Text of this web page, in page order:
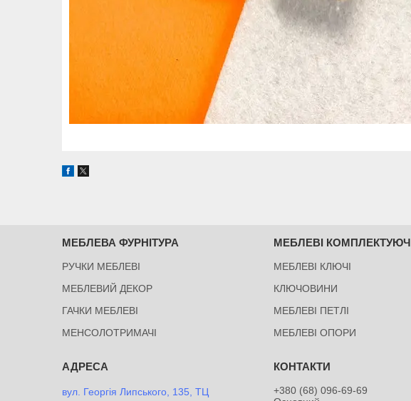
МЕБЛЕВА ФУРНІТУРА
РУЧКИ МЕБЛЕВІ
МЕБЛЕВИЙ ДЕКОР
ГАЧКИ МЕБЛЕВІ
МЕНСОЛОТРИМАЧІ
МЕБЛЕВІ
МЕБЛЕВІ КЛЮЧІ
КЛЮЧОВИНИ
МЕБЛЕВІ ПЕТЛІ
МЕБЛЕВІ ОПОРИ
вул. Георгія Липського, 135, ТЦ
+380 (68) 096-69-69